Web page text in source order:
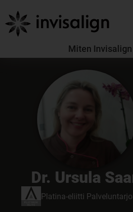
Miten
Dr. Ursula
Platina-eliitti